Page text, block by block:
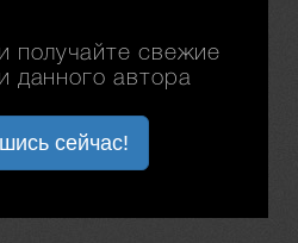
получайте свежие
данного автора
сейчас!